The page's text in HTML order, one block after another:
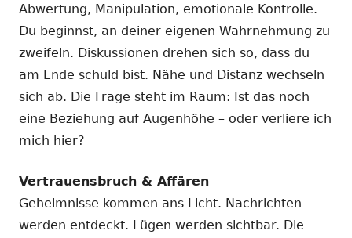
Abwertung, Manipulation, emotionale Kontrolle.
Du beginnst, an deiner eigenen Wahrnehmung zu
zweifeln. Diskussionen drehen sich so, dass du
am Ende schuld bist. Nähe und Distanz wechseln
sich ab. Die Frage steht im Raum: Ist das noch
eine Beziehung auf Augenhöhe – oder verliere ich
mich hier?
Vertrauensbruch & Affären
Geheimnisse kommen ans Licht. Nachrichten
werden entdeckt. Lügen werden sichtbar. Die